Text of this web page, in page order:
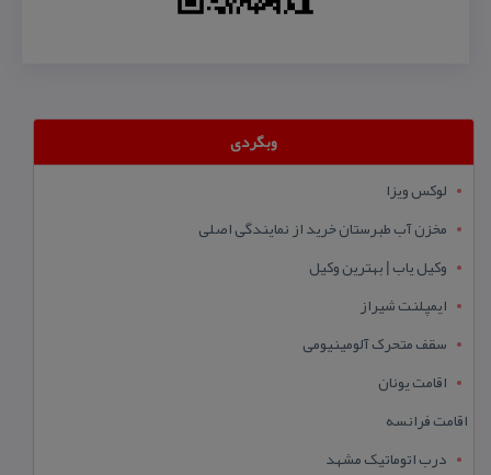
وبگردی
لوکس ویزا
مخزن آب طبرستان خرید از نمایندگی اصلی
وکیل یاب | بهترین وکیل
ایمپلنت شیراز
سقف متحرک آلومینیومی
اقامت یونان
اقامت فرانسه
درب اتوماتیک مشهد